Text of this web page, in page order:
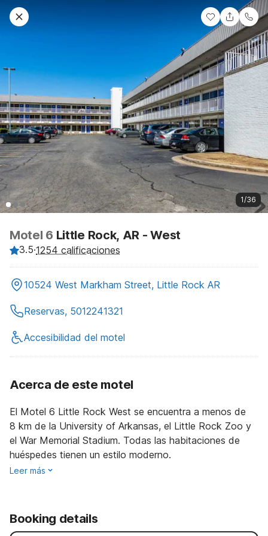
1/36
Motel 6 Little Rock, AR - West
3.5·1254 calificaciones
10524 West Markham Street, Little Rock AR
Reservas, 5012241321
Accesibilidad del motel
Acerca de este motel
El Motel 6 Little Rock West se encuentra a menos de
8 km de la University of Arkansas, el Little Rock Zoo y
el War Memorial Stadium. Todas las habitaciones de
huéspedes tienen un estilo moderno.
Leer más
Booking details